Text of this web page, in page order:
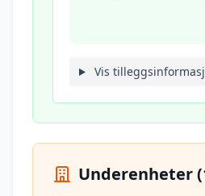
Vis
Underenheter